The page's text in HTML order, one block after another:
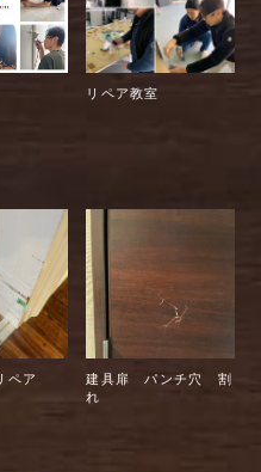
リペア教室
ペア
建具扉 パンチ穴 割
れ